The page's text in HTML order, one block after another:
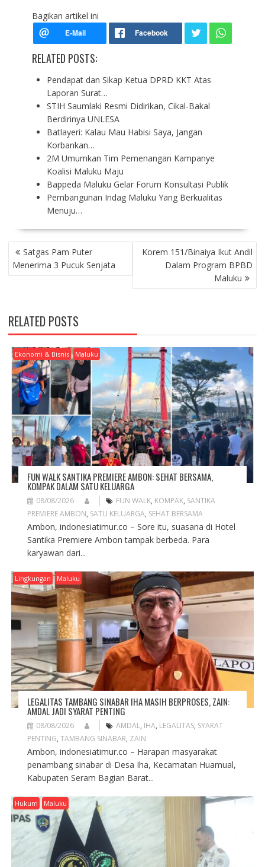
Bagikan artikel ini
RELATED POSTS:
Pendapat dan Sikap Ketua DPRD KKT Atas
Laporan Surat…
STIH Saumlaki Resmi Didirikan, Cikal-Bakal
Berdirinya UNLESA
Batlayeri: Kalau Mau Habisi Saya, Jangan
Korbankan…
2M Umumkan Tim Pemenangan Kampanye
Koalisi Maluku Maju
Bappeda Maluku Gelar Forum Konsultasi Publik
Pembangunan Indag Maluku Yang Berkualitas
Menuju…
P
O
S
A
V
I
G
A
T
N
Satgas Pam Puter
Menerima 3 Pucuk Senjata
Korem 151/Binaiya Ikut Andil
Dalam Program BPBD
Maluku
RELATED POSTS
Ekonomi & Bisnis Maluku
FUN WALK SANTIKA PREMIERE AMBON: SEHAT BERSAMA,
KOMPAK DALAM SATU KELUARGA
08/08/2026 FUN WALK, KOMPAK, SANTIKA
PREMIERE AMBON, SATU KELUARGA, SEHAT BERSAMA
Ambon, indonesiatimur.co – Sore itu, suasana di Hotel
Santika Premiere Ambon tampak berbeda. Para
karyawan dari...
Lingkungan Maluku
LEGALITAS TAMBANG SINABAR IHA MASIH BERPROSES, ZAIN:
AMDAL JADI SYARAT PENTING
08/08/2026 AMDAL, IHA, LEGALITAS, SYARAT
PENTING, TAMBANG SINABAR, ZAIN
Ambon, indonesiatimur.co – Harapan masyarakat
penambang sinabar di Desa Iha, Kecamatan Huamual,
Kabupaten Seram Bagian Barat...
Hukum Maluku